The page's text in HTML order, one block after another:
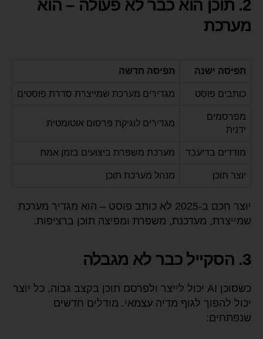
2. תוכן הוא כבר לא פעולה – הוא
מערכת
תפיסה ישנה תפיסה חדשה
כותבים פוסט מגדירים מערכת שמייצרת סדרת פוסטים
מפרסמים
ידנית
מגדירים לוגיקת פרסום אוטומטית
מודדים בדיעבד מערכת משפרת ביצועים בזמן אמת
יוצר תוכן מנהל מערכת תוכן
יוצר חכם ב-2025 לא כותב פוסט – הוא מגדיר מערכת
שמייצרת, מעדכנת, משפרת ומפיצה תוכן ברציפות.
3. הסקייל כבר לא מגבלה
כשסוכן AI יכול לייצר ולפרסם תוכן בקצב גבוה, כל יוצר
יכול להפוך לגוף מדיה עצמאי. מודלים חדשים
שנפתחים: